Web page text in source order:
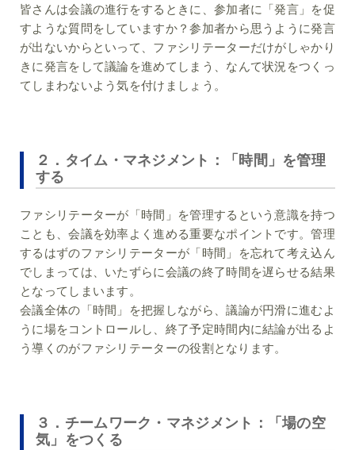
皆さんは会議の進行をするときに、参加者に「発言」を促
すような質問をしていますか？参加者から思うように発言
が出ないからといって、ファシリテーターだけがしゃかり
きに発言をして議論を進めてしまう、なんて状況をつくっ
てしまわないよう気を付けましょう。
２．タイム・マネジメント：「時間」を管理
する
ファシリテーターが「時間」を管理するという意識を持つ
ことも、会議を効率よく進める重要なポイントです。管理
するはずのファシリテーターが「時間」を忘れて考え込ん
でしまっては、いたずらに会議の終了時間を遅らせる結果
となってしまいます。
会議全体の「時間」を把握しながら、議論が円滑に進むよ
うに場をコントロールし、終了予定時間内に結論が出るよ
う導くのがファシリテーターの役割となります。
３．チームワーク・マネジメント：「場の空
気」をつくる